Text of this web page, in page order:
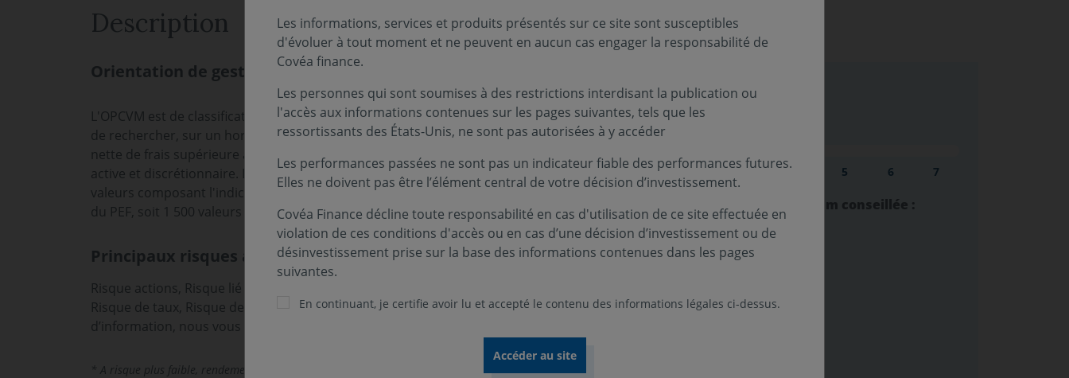
Description
Infos clés
Profil de risque (SRI) :
Niveau
1 Niveau
2 Niveau
3 Niveau Niveau
5 Niveau
6 Niveau
7
Durée de placement minimum conseillée :
5 ans
Zone d’investissement :
Devise :
Orientation de gestion
L'OPCVM est de classification « Actions Internationales ». Il a pour objectif de gestion
de rechercher, sur un horizon d'investissement d'au moins 5 ans, une performance
nette de frais supérieure à celle de l'indice MSCI World. La gestion de l'OPCVM est
active et discrétionnaire. L’univers d’investissement est défini par l’ensemble des
valeurs composant l'indice MSCI World, ainsi que des valeurs issues de la déclinaison
du PEF, soit 1 500 valeurs environ.
Principaux risques associés au fonds
Risque actions, Risque lié à la gestion discrétionnaire, Risque de perte en capital,
Risque de taux, Risque de change. Les risques cités ne sont pas limitatifs. Pour plus
d’information, nous vous invitons à vous référer au DIC et au prospectus du fonds.
* A risque plus faible, rendement potentiellement plus faible. A risque plus élevé, rendement
Les informations, services et produits présentés sur ce site sont susceptibles
d'évoluer à tout moment et ne peuvent en aucun cas engager la responsabilité de
Covéa finance.
Les personnes qui sont soumises à des restrictions interdisant la publication ou
l'accès aux informations contenues sur les pages suivantes, tels que les
ressortissants des États-Unis, ne sont pas autorisées à y accéder
Les performances passées ne sont pas un indicateur fiable des performances futures.
Elles ne doivent pas être l’élément central de votre décision d’investissement.
Covéa Finance décline toute responsabilité en cas d'utilisation de ce site effectuée en
violation de ces conditions d'accès ou en cas d’une décision d’investissement ou de
désinvestissement prise sur la base des informations contenues dans les pages
suivantes.
En continuant, je certifie avoir lu et accepté le contenu des informations légales ci-dessus.